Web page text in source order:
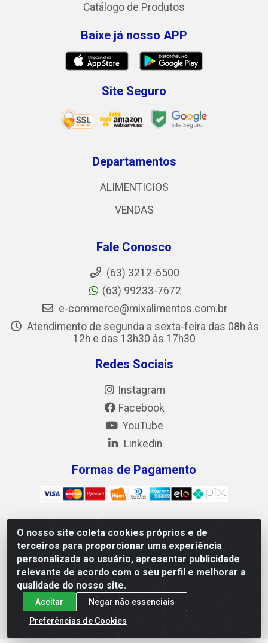
O nosso site coleta cookies próprios e de
terceiros para proporcionar uma experiência
personalizada ao usuário, apresentar publicidade
relevante de acordo com o seu perfil e melhorar a
qualidade do nosso site.
Aceitar
Negar não essenciais
Preferências de Cookies
Catálogo de Produtos
Baixe já nosso APP
Site Seguro
Departamentos
ALIMENTICIOS
VENDAS
Fale Conosco
(63) 3212-6500
(63) 99233-7672
e-commerce@mixalimentos.com.br
Atendimento de segunda a sexta-feira das 08h às
12h e das 13h30 às 17h30
Redes Sociais
Instagram
Facebook
YouTube
Linkedin
Formas de Pagamento
Mix Alimentos LTDA - Quadra Asr Ne 55 (412 Norte), Alameda
02, S/N - Plano Diretor Norte, Palmas/TO - CEP 77.006-540 -
CNPJ 05.922.500/0001-02